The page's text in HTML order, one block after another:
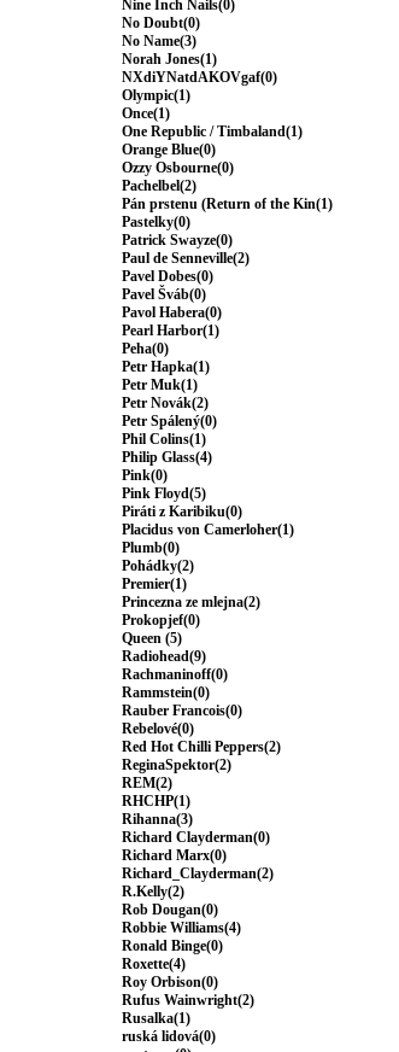
Nine Inch Nails(0)
No Doubt(0)
No Name(3)
Norah Jones(1)
NXdiYNatdAKOVgaf(0)
Olympic(1)
Once(1)
One Republic / Timbaland(1)
Orange Blue(0)
Ozzy Osbourne(0)
Pachelbel(2)
Pán prstenu (Return of the Kin(1)
Pastelky(0)
Patrick Swayze(0)
Paul de Senneville(2)
Pavel Dobes(0)
Pavel Šváb(0)
Pavol Habera(0)
Pearl Harbor(1)
Peha(0)
Petr Hapka(1)
Petr Muk(1)
Petr Novák(2)
Petr Spálený(0)
Phil Colins(1)
Philip Glass(4)
Pink(0)
Pink Floyd(5)
Piráti z Karibiku(0)
Placidus von Camerloher(1)
Plumb(0)
Pohádky(2)
Premier(1)
Princezna ze mlejna(2)
Prokopjef(0)
Queen (5)
Radiohead(9)
Rachmaninoff(0)
Rammstein(0)
Rauber Francois(0)
Rebelové(0)
Red Hot Chilli Peppers(2)
ReginaSpektor(2)
REM(2)
RHCHP(1)
Rihanna(3)
Richard Clayderman(0)
Richard Marx(0)
Richard_Clayderman(2)
R.Kelly(2)
Rob Dougan(0)
Robbie Williams(4)
Ronald Binge(0)
Roxette(4)
Roy Orbison(0)
Rufus Wainwright(2)
Rusalka(1)
ruská lidová(0)